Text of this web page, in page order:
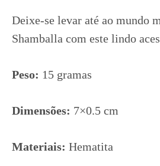
Deixe-se levar até ao mundo
Shamballa com este lindo
Peso: 15 gramas
Dimensões: 7×0.5 cm
Materiais: Hematita